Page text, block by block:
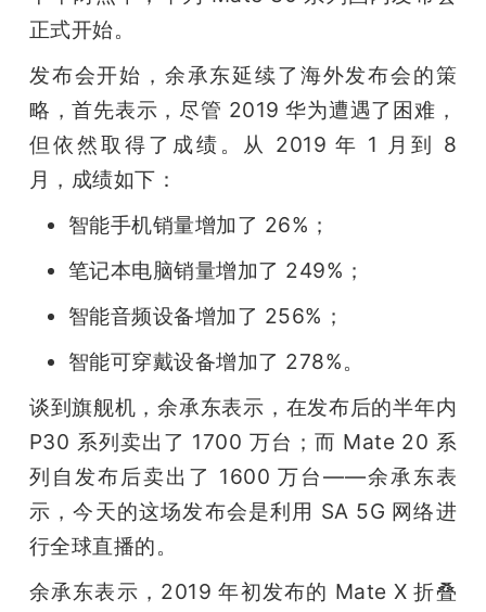
正式开始。
发布会开始，余承东延续了海外发布会的策
略，首先表示，尽管 2019 华为遭遇了困难，
但依然取得了成绩。从 2019 年 1 月到 8
月，成绩如下：
智能手机销量增加了 26%；
笔记本电脑销量增加了 249%；
智能音频设备增加了 256%；
智能可穿戴设备增加了 278%。
谈到旗舰机，余承东表示，在发布后的半年内
P30 系列卖出了 1700 万台；而 Mate 20 系
列自发布后卖出了 1600 万台——余承东表
示，今天的这场发布会是利用 SA 5G 网络进
行全球直播的。
余承东表示，2019 年初发布的 Mate X 折叠